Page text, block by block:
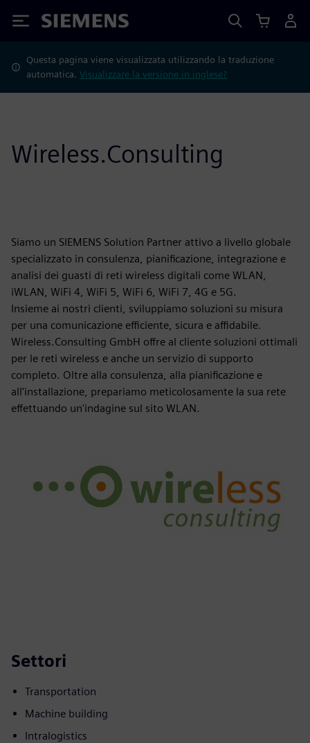
Siemens
Questa pagina viene visualizzata utilizzando la traduzione
automatica.Visualizzare la versione in inglese?
Wireless.Consulting
Siamo un SIEMENS Solution Partner attivo a livello globale
specializzato in consulenza, pianificazione, integrazione e
analisi dei guasti di reti wireless digitali come WLAN,
iWLAN, WiFi 4, WiFi 5, WiFi 6, WiFi 7, 4G e 5G.
Insieme ai nostri clienti, sviluppiamo soluzioni su misura
per una comunicazione efficiente, sicura e affidabile.
Wireless.Consulting GmbH offre al cliente soluzioni ottimali
per le reti wireless e anche un servizio di supporto
completo. Oltre alla consulenza, alla pianificazione e
all'installazione, prepariamo meticolosamente la sua rete
effettuando un'indagine sul sito WLAN.
Settori
Transportation
Machine building
Intralogistics